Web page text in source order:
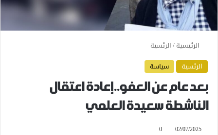
الرئيسية/الرئسية
الرئسية
سياسة
بعد عام عن العفو..إعادة اعتقال
الناشطة سعيدة العلمي
02/07/2025
0